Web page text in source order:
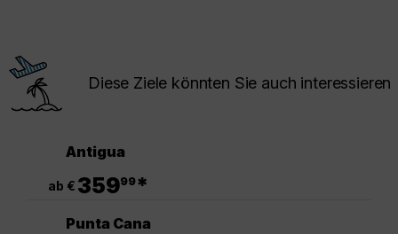
Diese Ziele könnten Sie auch interessieren
Antigua
ab € 35999*
Punta Cana